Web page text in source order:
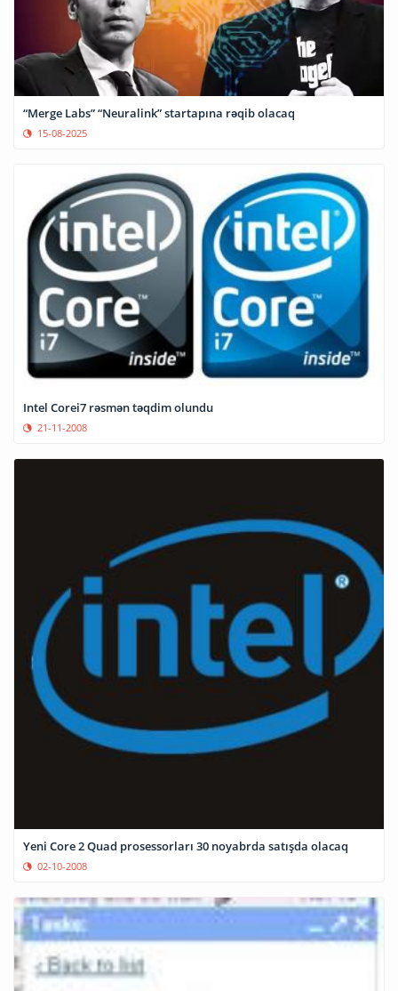
“Merge Labs” “Neuralink” startapına rəqib olacaq
15-08-2025
Intel Corei7 rəsmən təqdim olundu
21-11-2008
Yeni Core 2 Quad prosessorları 30 noyabrda satışda olacaq
02-10-2008